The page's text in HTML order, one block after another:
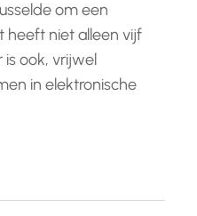
om een
heeft niet alleen vijf
ook, vrijwel
in elektronische